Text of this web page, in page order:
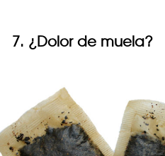
7. ¿Dolor de muela?